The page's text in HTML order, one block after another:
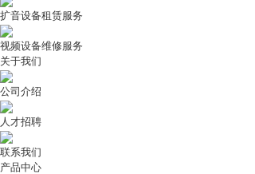
扩音设备租赁服务
视频设备维修服务
关于我们
公司介绍
人才招聘
联系我们
产品中心